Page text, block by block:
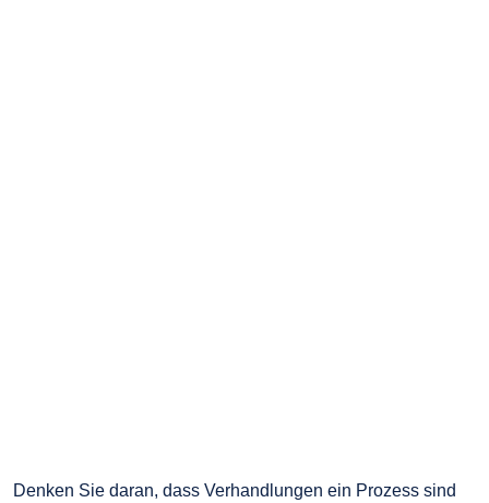
Denken Sie daran, dass Verhandlungen ein Prozess sind